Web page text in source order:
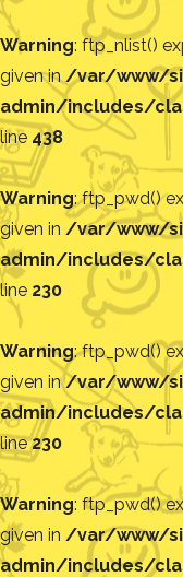
Warning: ftp_nlist()
given in/var/www/
admin/includes/
line 438
Warning: ftp_pwd()
given in /var/www/
admin/includes/
line 230
Warning: ftp_pwd()
given in/var/www/
admin/includes/
line230
Warning: ftp_pwd()
given in /var/www/
admin/includes/